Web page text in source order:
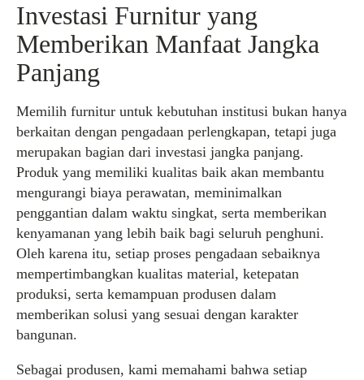
Investasi Furnitur yang
Memberikan Manfaat Jangka
Panjang
Memilih furnitur untuk kebutuhan institusi bukan hanya
berkaitan dengan pengadaan perlengkapan, tetapi juga
merupakan bagian dari investasi jangka panjang.
Produk yang memiliki kualitas baik akan membantu
mengurangi biaya perawatan, meminimalkan
penggantian dalam waktu singkat, serta memberikan
kenyamanan yang lebih baik bagi seluruh penghuni.
Oleh karena itu, setiap proses pengadaan sebaiknya
mempertimbangkan kualitas material, ketepatan
produksi, serta kemampuan produsen dalam
memberikan solusi yang sesuai dengan karakter
bangunan.
Sebagai produsen, kami memahami bahwa setiap